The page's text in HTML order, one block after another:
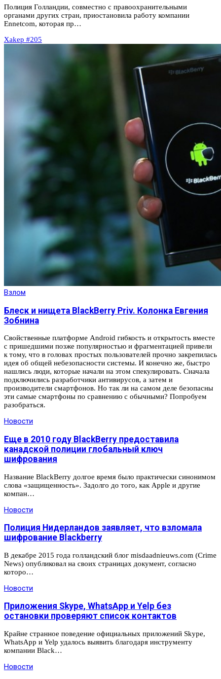
Полиция Голландии, совместно с правоохранительными
органами других стран, приостановила работу компании
Ennetcom, которая пр…
Xakep #205
Взлом
Блеск и нищета BlackBerry Priv. Колонка Евгения
Зобнина
Свойственные платформе Android гибкость и открытость вместе
с пришедшими позже популярностью и фрагментацией привели
к тому, что в головах простых пользователей прочно закрепилась
идея об общей небезопасности системы. И конечно же, быстро
нашлись люди, которые начали на этом спекулировать. Сначала
подключились разработчики антивирусов, а затем и
производители смартфонов. Но так ли на самом деле безопасны
эти самые смартфоны по сравнению с обычными? Попробуем
разобраться.
Новости
Еще в 2010 году BlackBerry предоставила
канадской полиции глобальный ключ
шифрования
Название BlackBerry долгое время было практически синонимом
слова «защищенность». Задолго до того, как Apple и другие
компан…
Новости
Полиция Нидерландов заявляет, что взломала
шифрование Blackberry
В декабре 2015 года голландский блог misdaadnieuws.com (Crime
News) опубликовал на своих страницах документ, согласно
которо…
Новости
Приложения Skype, WhatsApp и Yelp без
остановки проверяют список контактов
Крайне странное поведение официальных приложений Skype,
WhatsApp и Yelp удалось выявить благодаря инструменту
компании Black…
Новости